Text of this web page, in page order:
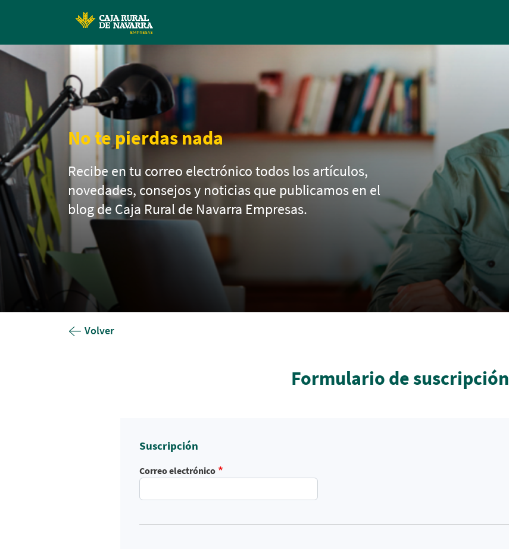
No te pierdas nada
Recibe en tu correo electrónico todos los artículos,
novedades, consejos y noticias que publicamos en el
blog de Caja Rural de Navarra Empresas.
Volver
Formulario de suscripción
Suscripción
Correo electrónico